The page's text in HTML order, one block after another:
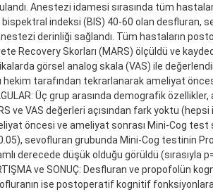
Anestezi idamesi sırasında tüm
bispektral indeksi (BIS) 40-60 olan desfluran,
derinliği sağlandı. Tüm hastaların
Recovery Skorları (MARS) ölçüldü ve
görsel analog skala (VAS) ile
hekim tarafından tekrarlanarak ameliyat öncesi
Üç grup arasında demografik
ve VAS değerleri açısından fark yoktu
öncesi ve ameliyat sonrası Mini-Cog test
sevofluran grubunda Mini-Cog testinin
derecede düşük olduğu görüldü (sırasıyla
ve SONUÇ: Desfluran ve propofolün
ise postoperatif kognitif